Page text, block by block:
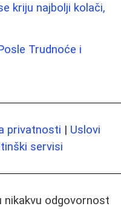
kriju najbolji kolači,
Trudnoće i
privatnosti | Uslovi
servisi
nikakvu odgovornost